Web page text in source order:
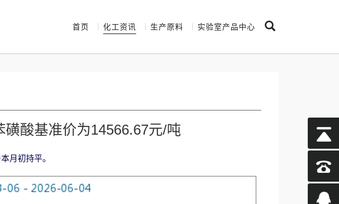
首页 化工资讯 生产原料 实验室产品中心
酸基准价为14566.67元/吨
月初持平。